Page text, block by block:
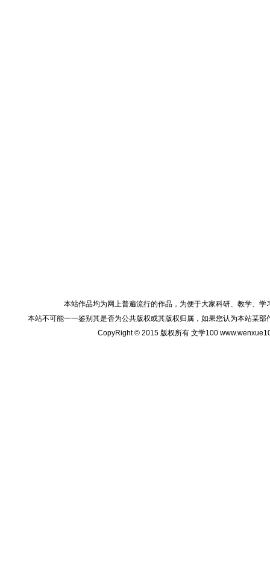
本站作品均为网上普遍流行的作品，为便于大家科研、教学、
本站不可能一一鉴别其是否为公共版权或其版权归属，如果您认为本站某
CopyRight © 2015 版权所有 文学100